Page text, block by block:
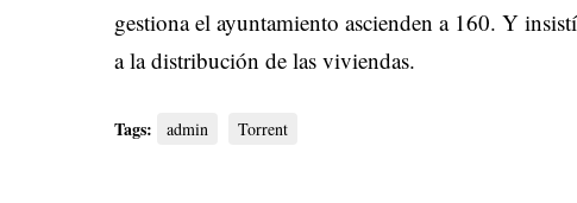
gestiona el ayuntamiento ascienden a 160. Y
a la distribución de las viviendas.
Tags: admin Torrent